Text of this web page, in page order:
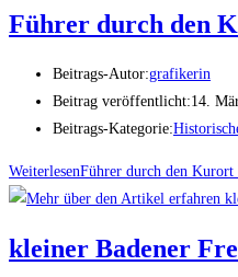
Führer durch den
Beitrags-Autor:grafikerin
Beitrag veröffentlicht:14.
Beitrags-Kategorie:
WeiterlesenFührer durch den Kurort
kleiner Badener